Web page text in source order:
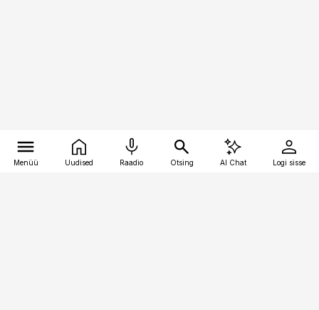
Menüü Uudised Raadio Otsing AI Chat Logi sisse